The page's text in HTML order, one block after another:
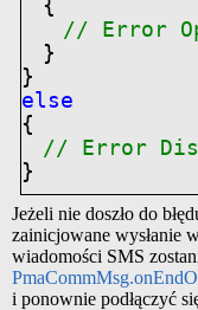
{
// Error
}
}
else
{
// Error
}
Jeżeli nie doszło do
zainicjowane wysłanie
wiadomości SMS
i ponownie podłączyć